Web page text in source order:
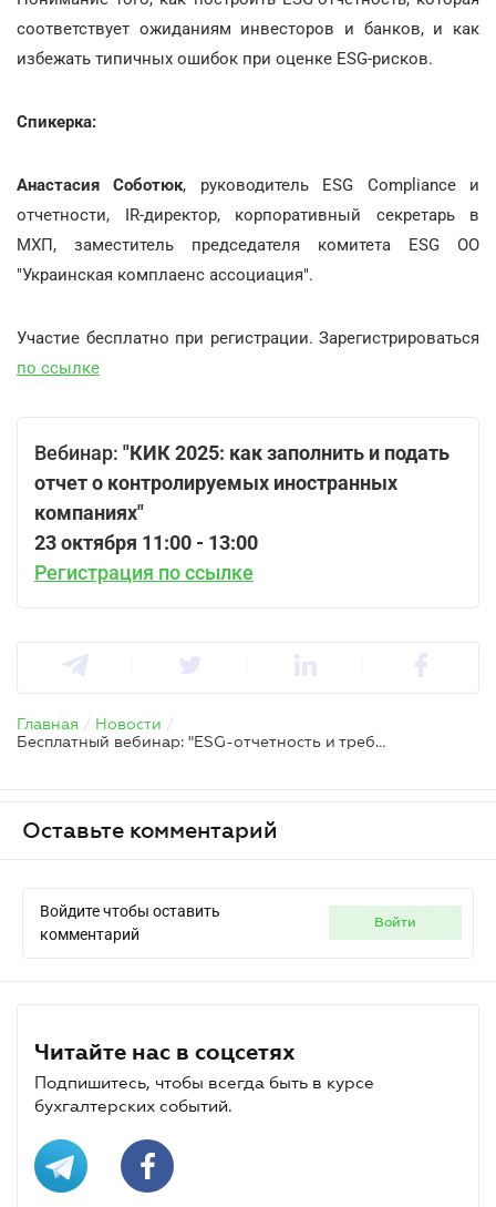
соответствует ожиданиям инвесторов и банков, и как
избежать типичных ошибок при оценке ESG-рисков.
Спикерка:
Анастасия Соботюк,
руководитель ESG Compliance и
отчетности, IR-директор, корпоративный секретарь в
МХП, заместитель председателя комитета ESG ОО
"Украинская комплаенс ассоциация".
Участие бесплатно при регистрации. Зарегистрироваться
по ссылке
Вебинар: "КИК 2025: как заполнить и подать
отчет о контролируемых иностранных
компаниях"
23 октября 11:00 - 13:00
Регистрация по ссылке
Главная / Новости /
Бесплатный вебинар: "ESG-отчетность и требования финансовых учреждений: как бизнес формирует доверие и получает финансирование"
Оставьте комментарий
Войдите чтобы оставить
комментарий
войти
Читайте нас в соцсетях
Подпишитесь, чтобы всегда быть в курсе
бухгалтерских событий.